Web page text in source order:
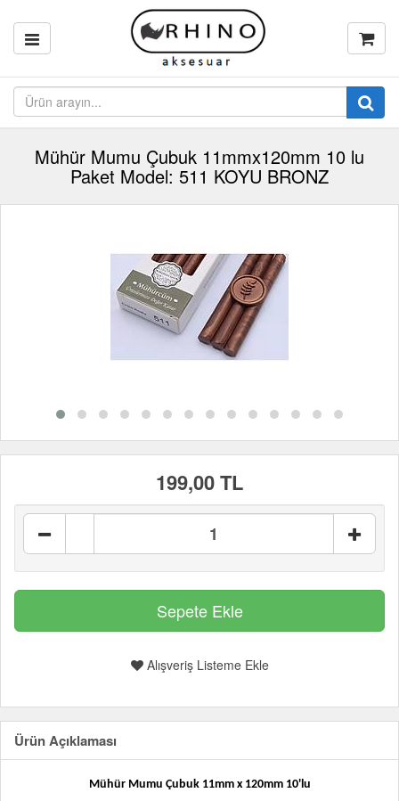
Mühür Mumu Çubuk 11mmx120mm 10 lu
Paket Model: 511 KOYU BRONZ
199,00 TL
Alışveriş Listeme Ekle
Ürün Açıklaması
Mühür Mumu Çubuk 11mm x 120mm 10'lu